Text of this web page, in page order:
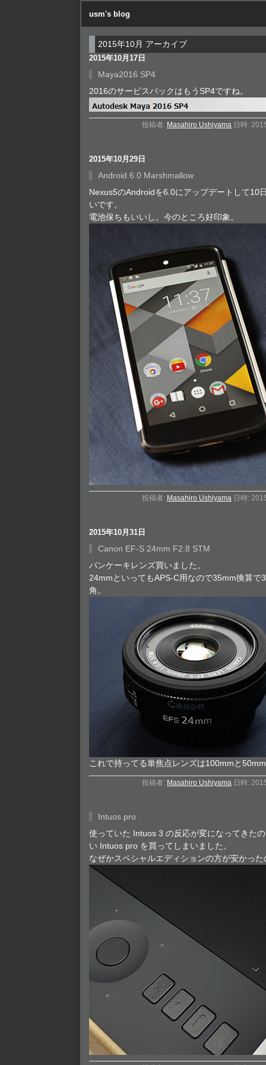
usm's blog
2015年10月 アーカイブ
2015年10月17日
Maya2016 SP4
2016のサービスパックはもうSP4ですね。
投稿者: Masahiro Ushiyama 日時:
2015年10月29日
Android 6.0 Marshmallow
Nexus5のAndroidを6.0にアップデートして10
いです。
電池保ちもいいし。今のところ好印象。
投稿者: Masahiro Ushiyama 日時:
2015年10月31日
Canon EF-S 24mm F2.8 STM
パンケーキレンズ買いました。
24mmといってもAPS-C用なので35mm換算で
角。
これで持ってる単焦点レンズは100mmと
投稿者: Masahiro Ushiyama 日時:
Intuos pro
使っていた Intuos 3 の反応が変になってきた
い Intuos pro を買ってしまいました。
なぜかスペシャルエディションの方が安かっ